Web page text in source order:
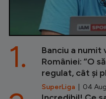
Banciu a numit
României: ”O
regulat, cât și
SuperLiga | 04
1.